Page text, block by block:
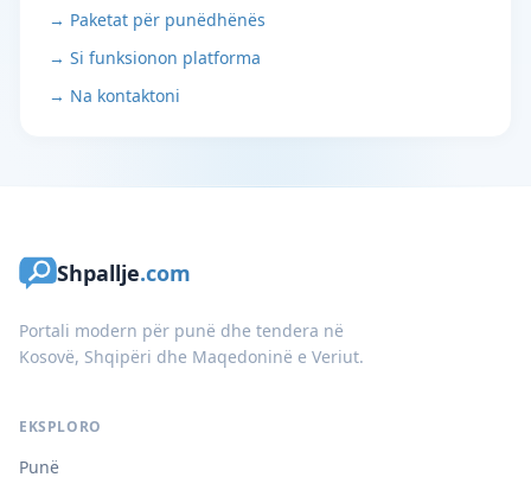
→ Paketat për punëdhënës
→ Si funksionon platforma
→ Na kontaktoni
Shpallje.com
Portali modern për punë dhe tendera në
Kosovë, Shqipëri dhe Maqedoninë e Veriut.
EKSPLORO
Punë